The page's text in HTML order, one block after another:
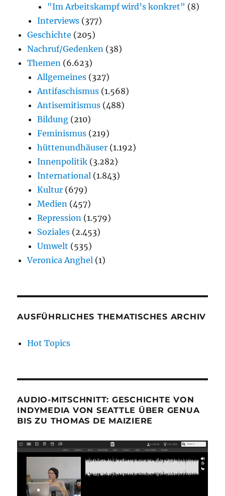
"Im Arbeitskampf wird’s konkret" (8)
Interviews (377)
Geschichte (205)
Nachruf/Gedenken (38)
Themen (6.623)
Allgemeines (327)
Antifaschismus (1.568)
Antisemitismus (488)
Bildung (210)
Feminismus (219)
hüttenundhäuser (1.192)
Innenpolitik (3.282)
International (1.843)
Kultur (679)
Medien (457)
Repression (1.579)
Soziales (2.453)
Umwelt (535)
Veronica Anghel (1)
AUSFÜHRLICHES THEMATISCHES ARCHIV
Hot Topics
AUDIO-MITSCHNITT: GESCHICHTE VON
INDYMEDIA VON SEATTLE ÜBER GENUA
BIS ZU THOMAS DE MAIZIERE